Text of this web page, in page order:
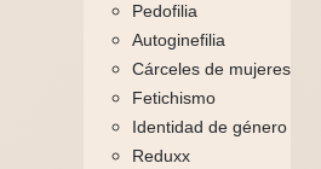
Pedofilia
Autoginefilia
Cárceles de mujeres
Fetichismo
Identidad de género
Reduxx